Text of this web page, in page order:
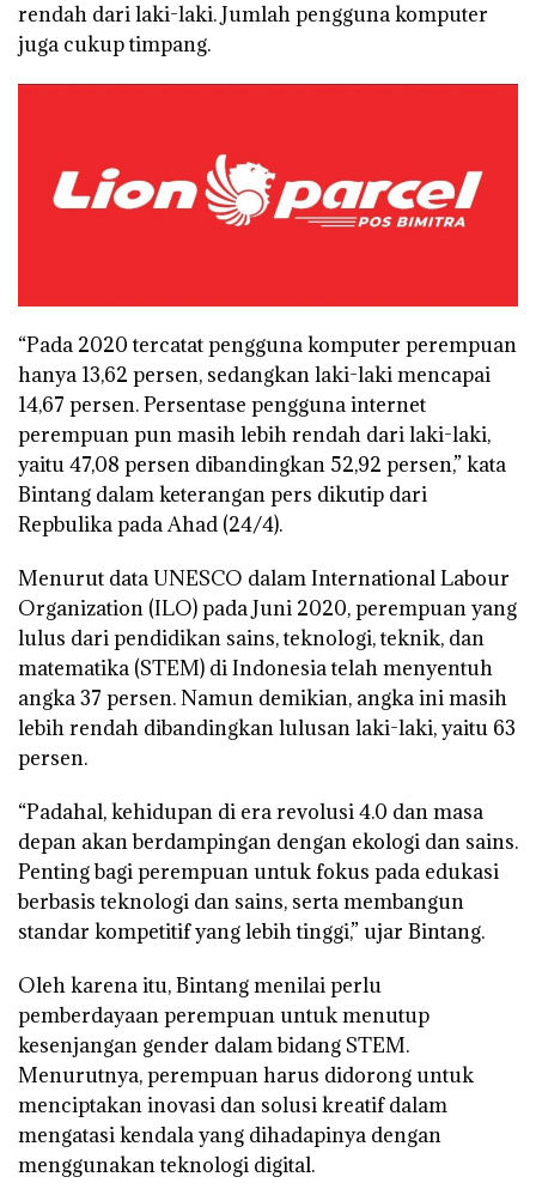
rendah dari laki-laki. Jumlah pengguna komputer
juga cukup timpang.
“Pada 2020 tercatat pengguna komputer perempuan
hanya 13,62 persen, sedangkan laki-laki mencapai
14,67 persen. Persentase pengguna internet
perempuan pun masih lebih rendah dari laki-laki,
yaitu 47,08 persen dibandingkan 52,92 persen,” kata
Bintang dalam keterangan pers dikutip dari
Repbulika pada Ahad (24/4).
Menurut data UNESCO dalam International Labour
Organization (ILO) pada Juni 2020, perempuan yang
lulus dari pendidikan sains, teknologi, teknik, dan
matematika (STEM) di Indonesia telah menyentuh
angka 37 persen. Namun demikian, angka ini masih
lebih rendah dibandingkan lulusan laki-laki, yaitu 63
persen.
“Padahal, kehidupan di era revolusi 4.0 dan masa
depan akan berdampingan dengan ekologi dan sains.
Penting bagi perempuan untuk fokus pada edukasi
berbasis teknologi dan sains, serta membangun
standar kompetitif yang lebih tinggi,” ujar Bintang.
Oleh karena itu, Bintang menilai perlu
pemberdayaan perempuan untuk menutup
kesenjangan gender dalam bidang STEM.
Menurutnya, perempuan harus didorong untuk
menciptakan inovasi dan solusi kreatif dalam
mengatasi kendala yang dihadapinya dengan
menggunakan teknologi digital.